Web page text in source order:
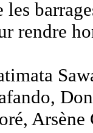
les
rendre